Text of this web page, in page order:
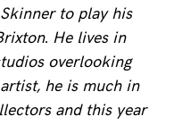
to play his
He lives in
overlooking
he is much in
and this year